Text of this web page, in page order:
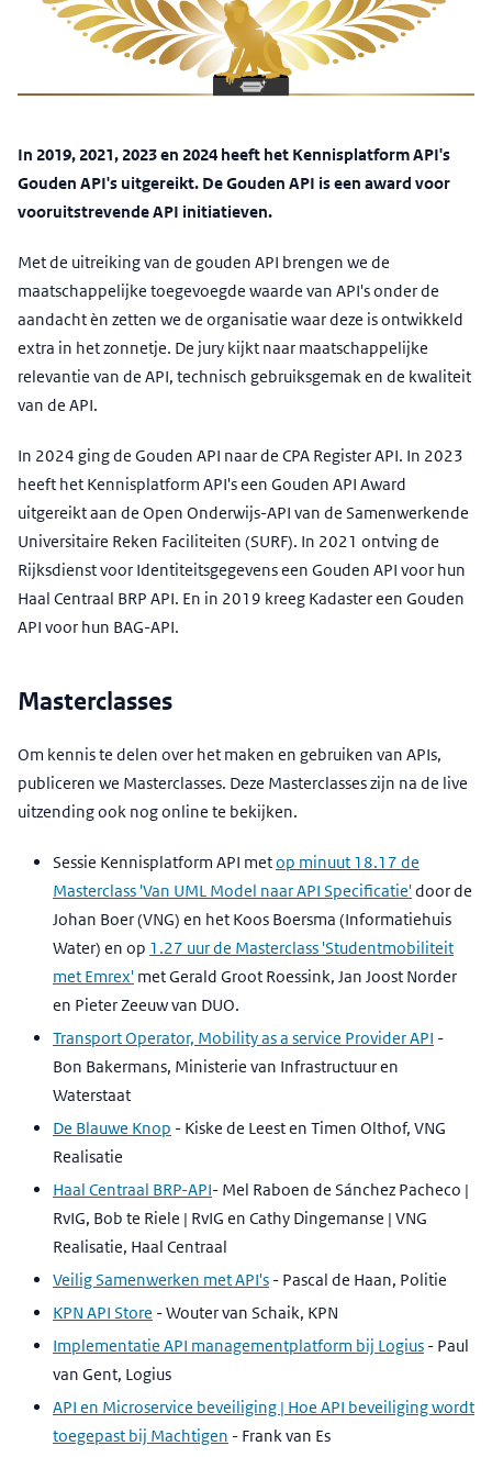
In 2019, 2021, 2023 en 2024 heeft het Kennisplatform API's
Gouden API's uitgereikt. De Gouden API is een award voor
vooruitstrevende API initiatieven.
Met de uitreiking van de gouden API brengen we de
maatschappelijke toegevoegde waarde van API's onder de
aandacht èn zetten we de organisatie waar deze is ontwikkeld
extra in het zonnetje. De jury kijkt naar maatschappelijke
relevantie van de API, technisch gebruiksgemak en de kwaliteit
van de API.
In 2024 ging de Gouden API naar de CPA Register API. In 2023
heeft het Kennisplatform API's een Gouden API Award
uitgereikt aan de Open Onderwijs-API van de Samenwerkende
Universitaire Reken Faciliteiten (SURF). In 2021 ontving de
Rijksdienst voor Identiteitsgegevens een Gouden API voor hun
Haal Centraal BRP API. En in 2019 kreeg Kadaster een Gouden
API voor hun BAG-API.
Masterclasses
Om kennis te delen over het maken en gebruiken van APIs,
publiceren we Masterclasses. Deze Masterclasses zijn na de live
uitzending ook nog online te bekijken.
Sessie Kennisplatform API metop minuut 18.17 de
Masterclass 'Van UML Model naar API Specificatie'door de
Johan Boer (VNG) en het Koos Boersma (Informatiehuis
Water) en op 1.27 uur de Masterclass 'Studentmobiliteit
met Emrex' met Gerald Groot Roessink, Jan Joost Norder
en Pieter Zeeuw van DUO.
Transport Operator, Mobility as a service Provider API -
Bon Bakermans, Ministerie van Infrastructuur en
Waterstaat
De Blauwe Knop - Kiske de Leest en Timen Olthof, VNG
Realisatie
Haal Centraal BRP-API- Mel Raboen de Sánchez Pacheco |
RvIG, Bob te Riele | RvIG en Cathy Dingemanse | VNG
Realisatie, Haal Centraal
Veilig Samenwerken met API's - Pascal de Haan, Politie
KPN API Store - Wouter van Schaik, KPN
Implementatie API managementplatform bij Logius - Paul
van Gent, Logius
API en Microservice beveiliging | Hoe API beveiliging wordt
toegepast bij Machtigen - Frank van Es